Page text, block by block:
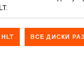
ВСЕ ДИСКИ